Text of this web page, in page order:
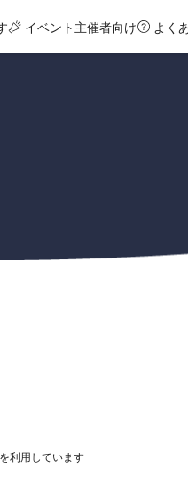
イベント主催者向け よく
利用しています